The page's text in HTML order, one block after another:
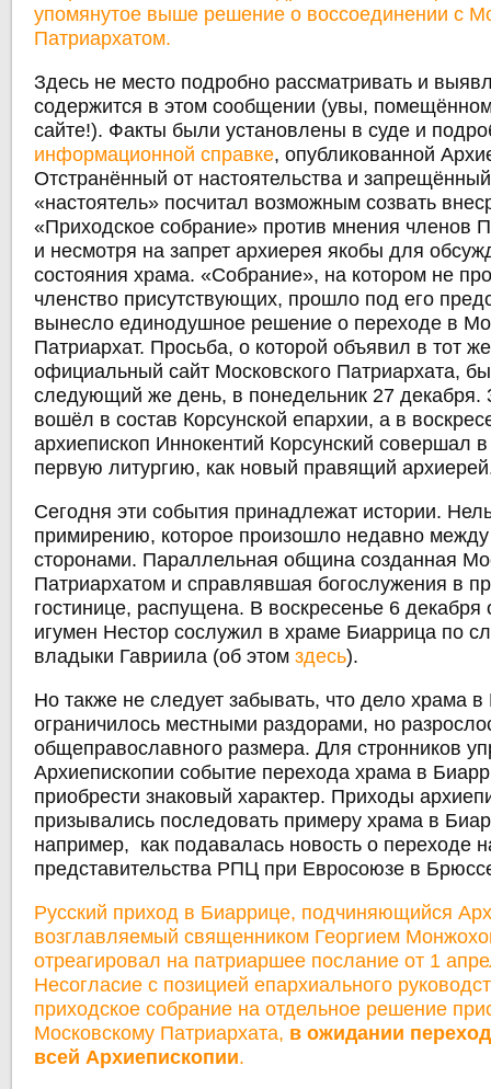
упомянутое выше решение о воссоединении с
Патриархатом.
Здесь не место подробно рассматривать и
содержится в этом сообщении (увы,
сайте!). Факты были установлены в суде и
информационной справке, опубликованной
Отстранённый от настоятельства и
«настоятель» посчитал возможным созвать
«Приходское собрание» против мнения членов
и несмотря на запрет архиерея якобы для
состояния храма. «Собрание», на котором не
членство присутствующих, прошло под его
вынесло единодушное решение о переходе в
Патриархат. Просьба, о которой объявил в тот
официальный сайт Московского Патриархата,
следующий же день, в понедельник 27 декабря.
вошёл в состав Корсунской епархии, а в
архиепископ Иннокентий Корсунский совершал
первую литургию, как новый правящий
Сегодня эти события принадлежат истории.
примирению, которое произошло недавно
сторонами. Параллельная община созданная
Патриархатом и справлявшая богослужения в
гостинице, распущена. В воскресенье 6
игумен Нестор сослужил в храме Биаррица по
владыки Гавриила (об этомздесь).
Но также не следует забывать, что дело храма
ограничилось местными раздорами, но
общеправославного размера. Для стронников
Архиепископии событие перехода храма в
приобрести знаковый характер. Приходы
призывались последовать примеру храма в
например, как подавалась новость о переходе
представительства РПЦ при Евросоюзе в
Русский приход в Биаррице, подчиняющийся
возглавляемый священником Георгием
отреагировал на патриаршее послание от 1
Несогласие с позицией епархиального
приходское собрание на отдельное решение
Московскому Патриархата, в ожидании
всей Архиепископии.